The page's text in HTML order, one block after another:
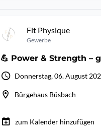
Fit Physique
Gewerbe
💪 Power & Strength –
Donnerstag, 06. August
Bürgehaus Büsbach
zum Kalender hinzufügen